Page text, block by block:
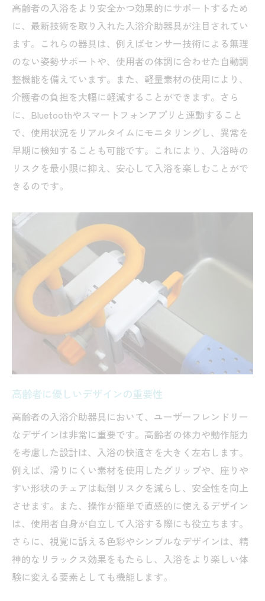
安全性を確保するための器具の構造
入浴環境に応じた器具の選択肢
介助者の負担を軽減するための工夫
購入前に確認すべき機能と性能
介護者必見！入浴介助器具で負担軽減と安心感
を実現
介護者の声から見る器具の効果
操作が簡単な器具の選び方
介護者の身体負担を減らすアイデア
心理的なサポートを実現する器具
高齢者の自主性をサポートするデザイン
経済的負担を考慮した器具の選択
入浴介助器具の実例紹介とその効果的な使用法
特定の器具の使用例とその効果
使用時の注意点と安全対策
介護現場での使用事例から学ぶ
器具のメンテナンスと長寿命化
高齢者の満足度が高い器具とは
実際の介護現場でのフィードバック
高齢者入浴支援の現場で役立つ入浴介助器具の
秘密
現場で評価される器具の特長
入浴介助器具の隠れた利点
介護者と高齢者双方に利点のある器具
現場で実際に使われている器具の紹介
高齢者が心地よく感じる秘密
入浴介助器具で高齢者の生活の質を向上させる
高齢者の入浴をより安全かつ効果的にサポートするため
に、最新技術を取り入れた入浴介助器具が注目されてい
ます。これらの器具は、例えばセンサー技術による無理
のない姿勢サポートや、使用者の体調に合わせた自動調
整機能を備えています。また、軽量素材の使用により、
介護者の負担を大幅に軽減することができます。さら
に、Bluetoothやスマートフォンアプリと連動すること
で、使用状況をリアルタイムにモニタリングし、異常を
早期に検知することも可能です。これにより、入浴時の
リスクを最小限に抑え、安心して入浴を楽しむことがで
きるのです。
高齢者に優しいデザインの重要性
高齢者の入浴介助器具において、ユーザーフレンドリー
なデザインは非常に重要です。高齢者の体力や動作能力
を考慮した設計は、入浴の快適さを大きく左右します。
例えば、滑りにくい素材を使用したグリップや、座りや
すい形状のチェアは転倒リスクを減らし、安全性を向上
させます。また、操作が簡単で直感的に使えるデザイン
は、使用者自身が自立して入浴する際にも役立ちます。
さらに、視覚に訴える色彩やシンプルなデザインは、精
神的なリラックス効果をもたらし、入浴をより楽しい体
験に変える要素としても機能します。